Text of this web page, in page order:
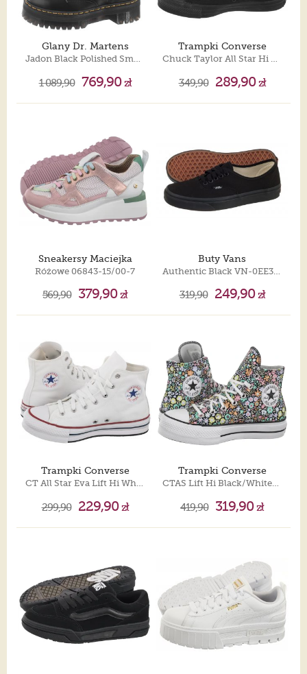
Glany Dr. Martens
Jadon Black Polished Smooth 15265001
1 089,90 769,90zł
Trampki Converse
Chuck Taylor All Star Hi M3310
349,90 289,90zł
Sneakersy Maciejka
Różowe 06843-15/00-7
569,90 379,90zł
Buty Vans
Authentic Black VN-0EE3BKA
319,90 249,90zł
Trampki Converse
CT All Star Eva Lift Hi White/Garnet/Navy 272856C
299,90 229,90zł
Trampki Converse
CTAS Lift Hi Black/White/Pale Surplus A15009C
419,90 319,90zł